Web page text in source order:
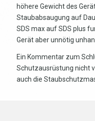
höhere Gewicht des
Staubabsaugung auf
SDS max auf SDS plus
Gerät aber unnötig
Ein Kommentar zum
Schutzausrüstung nicht
auch die